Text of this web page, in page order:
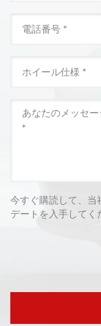
今すぐ購読して、当
デートを入手してく